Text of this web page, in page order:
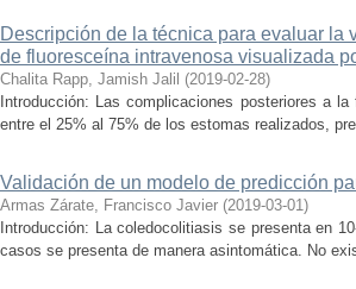
Descripción de la técnica para evaluar
de fluoresceína intravenosa visualizada
Chalita Rapp, Jamish Jalil (2019-02-28)
Introducción: Las complicaciones posteriores a
entre el 25% al 75% de los estomas realizados,
Validación de un modelo de predicción
Armas Zárate, Francisco Javier (2019-03-01)
Introducción: La coledocolitiasis se presenta en
casos se presenta de manera asintomática. No